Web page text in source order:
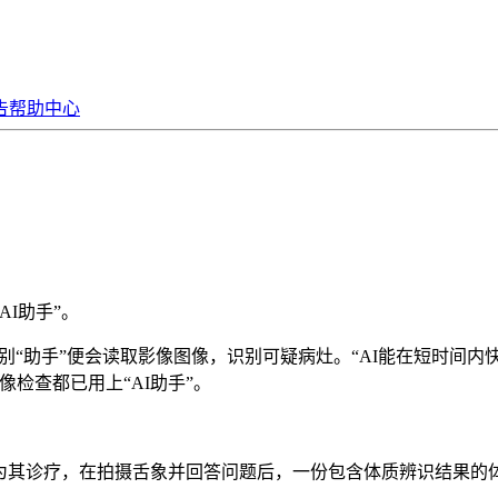
帮助中心
手”。
手”便会读取影像图像，识别可疑病灶。“AI能在短时间内
检查都已用上“AI助手”。
疗，在拍摄舌象并回答问题后，一份包含体质辨识结果的